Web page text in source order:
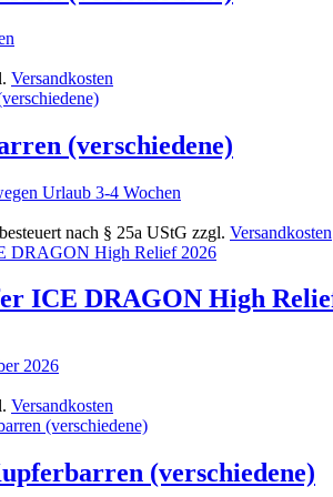
Versandkosten
(verschiedene)
Urlaub 3-4 Wochen
nach § 25a UStG zzgl. Versandkosten
ICE DRAGON High
2026
Versandkosten
(verschiedene)